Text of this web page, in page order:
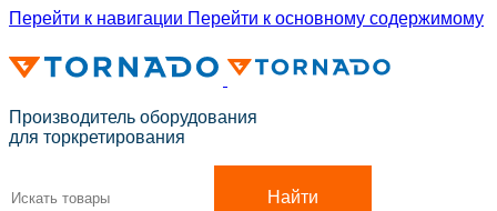
Перейти к навигации Перейти к основному содержимому
Производитель оборудования
для торкретирования
Найти